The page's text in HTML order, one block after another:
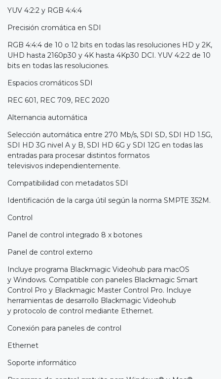
YUV 4:2:2 y RGB 4:4:4
Precisión cromática en SDI
RGB 4:4:4 de 10 o 12 bits en todas las resoluciones HD y 2K,
UHD hasta 2160p30 y 4K hasta 4Kp30 DCI. YUV 4:2:2 de 10
bits en todas las resoluciones.
Espacios cromáticos SDI
REC 601, REC 709, REC 2020
Alternancia automática
Selección automática entre 270 Mb/s, SDI SD, SDI HD 1.5G,
SDI HD 3G nivel A y B, SDI HD 6G y SDI 12G en todas las
entradas para procesar distintos formatos
televisivos independientemente.
Compatibilidad con metadatos SDI
Identificación de la carga útil según la norma SMPTE 352M.
Control
Panel de control integrado 8 x botones
Panel de control externo
Incluye programa Blackmagic Videohub para macOS
y Windows. Compatible con paneles Blackmagic Smart
Control Pro y Blackmagic Master Control Pro. Incluye
herramientas de desarrollo Blackmagic Videohub
y protocolo de control mediante Ethernet.
Conexión para paneles de control
Ethernet
Soporte informático